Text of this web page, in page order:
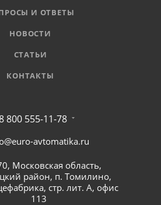
И ОТВЕТЫ
НОВОСТИ
СТАТЬИ
КОНТАКТЫ
800 555-11-78
avtomatika.ru
Московская область,
район, п. Томилино,
стр. лит. А, офис
113